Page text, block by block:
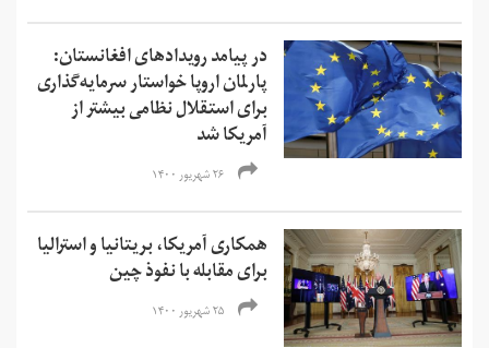
در پیامد رویدادهای افغانستان:
پارلمان اروپا خواستار سرمایه‌گذاری
برای استقلال نظامی بیشتر از
آمریکا شد
۲۶ شهریور ۱۴۰۰
همکاری آمریکا، بریتانیا و استرالیا
برای مقابله با نفوذ چین
۲۵ شهریور ۱۴۰۰